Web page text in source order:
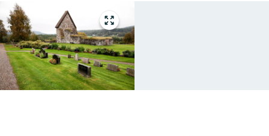
Przejdź
do
trybu
pełnoekranowego